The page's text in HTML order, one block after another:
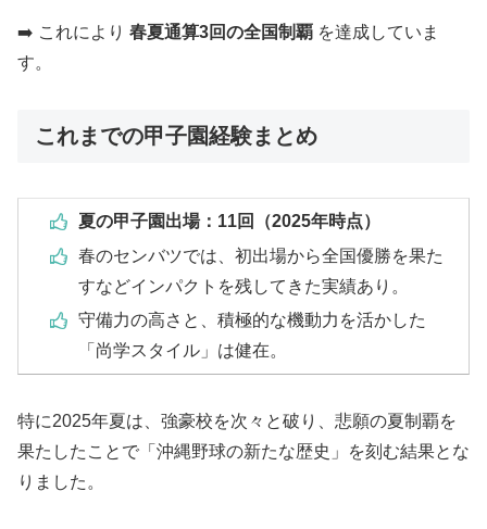
➡️ これにより 春夏通算3回の全国制覇 を達成していま
す。
これまでの甲子園経験まとめ
夏の甲子園出場：11回（2025年時点）
春のセンバツでは、初出場から全国優勝を果た
すなどインパクトを残してきた実績あり。
守備力の高さと、積極的な機動力を活かした
「尚学スタイル」は健在。
特に2025年夏は、強豪校を次々と破り、悲願の夏制覇を
果たしたことで「沖縄野球の新たな歴史」を刻む結果とな
りました。